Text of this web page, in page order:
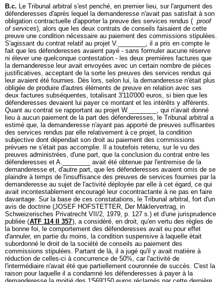
B.c. Le Tribunal arbitral s'est penché, en premier lieu, sur l'argument des
défenderesses d'après lequel la demanderesse n'avait pas satisfait à son
obligation contractuelle d'apporter la preuve des services rendus ( proof
of services), alors que les deux contrats de conseils faisaient de cette
preuve une condition nécessaire au paiement des commissions stipulées.
S'agissant du contrat relatif au projet V.________, il a pris en compte le
fait que les défenderesses avaient payé - sans formuler aucune réserve
ni élever une quelconque contestation - les deux premières factures que
la demanderesse leur avait envoyées avec un certain nombre de pièces
justificatives, acceptant de la sorte les preuves des services rendus qui
leur avaient été fournies. Dès lors, selon lui, la demanderesse n'était plus
obligée de produire d'autres éléments de preuve en relation avec ses
deux factures subséquentes, totalisant 3'110'000 euros, si bien que les
défenderesses devaient lui payer ce montant et les intérêts y afférents.
Quant au contrat se rapportant au projet W.________, qui n'avait donné
lieu à aucun paiement de la part des défenderesses, le Tribunal arbitral a
estimé que, la demanderesse n'ayant pas apporté de preuves suffisantes
des services rendus par elle relativement à ce projet, la condition
subjective dont dépendait son droit au paiement des commissions
prévues ne s'était pas accomplie. Il a toutefois retenu, sur le vu des
preuves administrées, d'une part, que la conclusion du contrat entre les
défenderesses et A.________ avait été obtenue par l'entremise de la
demanderesse et, d'autre part, que les défenderesses avaient omis de se
plaindre à temps de l'insuffisance des preuves de services fournies par la
demanderesse au sujet de l'activité déployée par elle à cet égard, ce qui
avait incontestablement encouragé leur cocontractante à ne pas en faire
davantage. Sur la base de ces constatations, le Tribunal arbitral, fort d'un
avis de doctrine (JOSEF HOFSTETTER, Der Mäklervertrag, in
Schweizerisches Privatrecht VII/2, 1979, p. 127 s.) et d'une jurisprudence
publiée (ATF 114 II 357), a considéré, en droit, qu'en vertu des règles de
la bonne foi, le comportement des défenderesses avait eu pour effet
d'annuler, en partie du moins, la condition suspensive à laquelle était
subordonné le droit de la société de conseils au paiement des
commissions stipulées. Partant de là, il a jugé qu'il y avait matière à
réduction de celles-ci à concurrence de 50%, car l'activité de
l'intermédiaire n'avait été que partiellement couronnée de succès. C'est la
raison pour laquelle il a condamné les défenderesses à payer à la